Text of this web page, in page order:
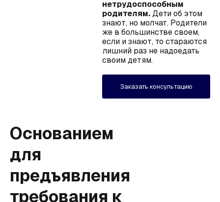
нетрудоспособным
родителям.Дети об этом
знают, но молчат. Родители
же в большинстве своем,
если и знают, то стараются
лишний раз не надоедать
своим детям.
Заказать консультацию
Основанием
для
предъявления
требования к